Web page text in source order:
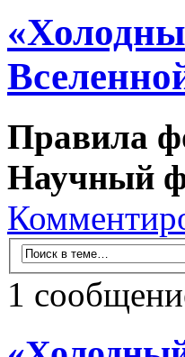
Правила
Научный
1